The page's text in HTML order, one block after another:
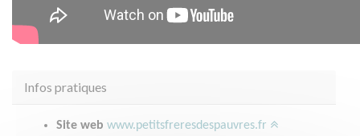
Infos pratiques
Site web www.petitsfreresdespauvres.fr